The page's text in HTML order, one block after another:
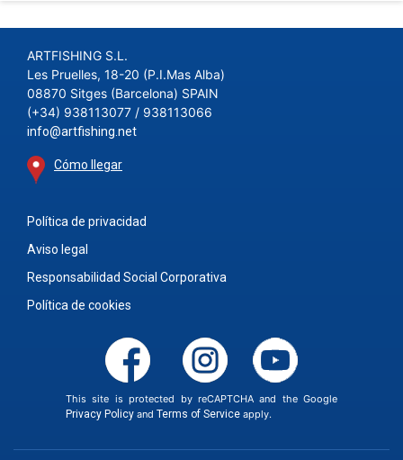
ARTFISHING S.L.
Les Pruelles, 18-20 (P.I.Mas Alba)
08870 Sitges (Barcelona) SPAIN
(+34) 938113077 / 938113066
info@artfishing.net
Cómo llegar
Política de privacidad
Aviso legal
Responsabilidad Social Corporativa
Política de cookies
This site is protected by reCAPTCHA and the Google
Privacy Policyand Terms of Serviceapply.